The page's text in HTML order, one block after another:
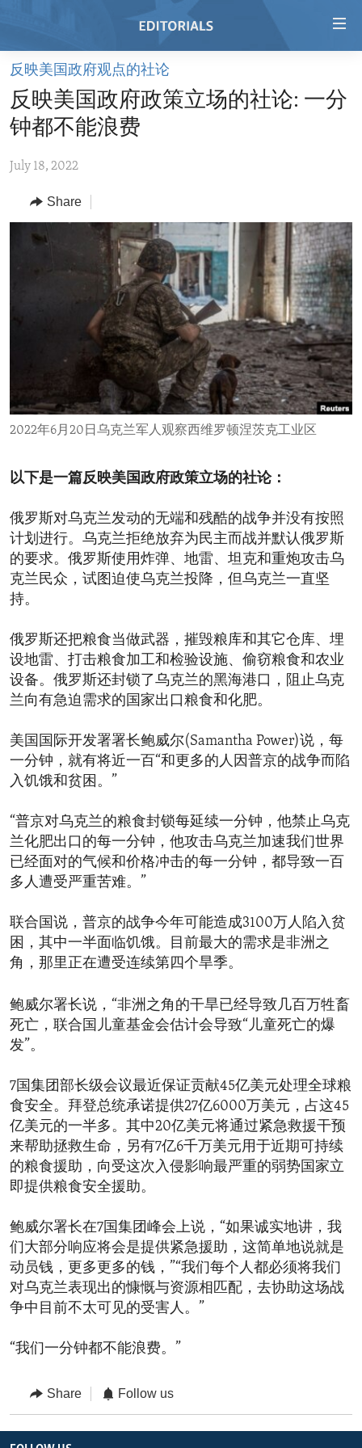
Skip
main
content
to
Navigation
Skip
HOME
VIDEO
REGIONS
AFRICA
AMERICAS
MIDDLE EAST
TOPICS
HUMAN RIGHTS
SECURITY AND DEFENSE
AID AND DEVELOPMENT
DEMOCRACY AND GOVERNANCE
ECONOMY AND TRADE
ENVIRONMENT AND HEALTH
IDEALS AND INSTITUTIONS
ARCHIVE
反映美国政府观点的社论
反映美国政府政策立场的社论: 一分
钟都不能浪费
July 18, 2022
Share
2022年6月20日乌克兰军人观察西维罗顿涅茨克工业区
以下是一篇反映美国政府政策立场的社论：
俄罗斯对乌克兰发动的无端和残酷的战争并没有按照
计划进行。乌克兰拒绝放弃为民主而战并默认俄罗斯
的要求。俄罗斯使用炸弹、地雷、坦克和重炮攻击乌
克兰民众，试图迫使乌克兰投降，但乌克兰一直坚
持。
俄罗斯还把粮食当做武器，摧毁粮库和其它仓库、埋
设地雷、打击粮食加工和检验设施、偷窃粮食和农业
设备。俄罗斯还封锁了乌克兰的黑海港口，阻止乌克
兰向有急迫需求的国家出口粮食和化肥。
美国国际开发署署长鲍威尔(Samantha Power)说，每
一分钟，就有将近一百“和更多的人因普京的战争而陷
入饥饿和贫困。”
“普京对乌克兰的粮食封锁每延续一分钟，他禁止乌克
兰化肥出口的每一分钟，他攻击乌克兰加速我们世界
已经面对的气候和价格冲击的每一分钟，都导致一百
多人遭受严重苦难。”
联合国说，普京的战争今年可能造成3100万人陷入贫
困，其中一半面临饥饿。目前最大的需求是非洲之
角，那里正在遭受连续第四个旱季。
鲍威尔署长说，“非洲之角的干旱已经导致几百万牲畜
死亡，联合国儿童基金会估计会导致“儿童死亡的爆
发”。
7国集团部长级会议最近保证贡献45亿美元处理全球粮
食安全。拜登总统承诺提供27亿6000万美元，占这45
亿美元的一半多。其中20亿美元将通过紧急救援干预
来帮助拯救生命，另有7亿6千万美元用于近期可持续
的粮食援助，向受这次入侵影响最严重的弱势国家立
即提供粮食安全援助。
鲍威尔署长在7国集团峰会上说，“如果诚实地讲，我
们大部分响应将会是提供紧急援助，这简单地说就是
动员钱，更多更多的钱，”“我们每个人都必须将我们
对乌克兰表现出的慷慨与资源相匹配，去协助这场战
争中目前不太可见的受害人。”
“我们一分钟都不能浪费。”
Share Follow us